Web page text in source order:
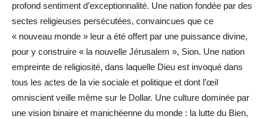
profond sentiment d’exceptionnalité. Une nation fondée par des
sectes religieuses persécutées, convaincues que ce
« nouveau monde » leur a été offert par une puissance divine,
pour y construire « la nouvelle Jérusalem », Sion. Une nation
empreinte de religiosité, dans laquelle Dieu est invoqué dans
tous les actes de la vie sociale et politique et dont l’œil
omniscient veille même sur le Dollar. Une culture dominée par
une vision binaire et manichéenne du monde : la lutte du Bien,